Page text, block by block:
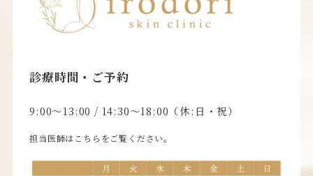
診療時間・ご予約
9:00〜13:00 / 14:30〜18:00（休:日・祝）
担当医師はこちらをご覧ください。